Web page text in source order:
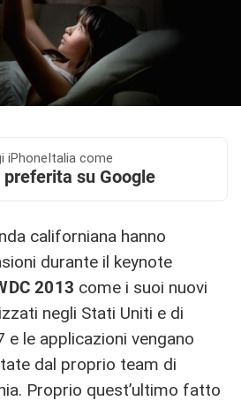
iPhoneItalia come
preferita su Google
californiana hanno
durante il keynote
2013 come i suoi nuovi
negli Stati Uniti e di
e le applicazioni vengano
dal proprio team di
Proprio quest’ultimo fatto